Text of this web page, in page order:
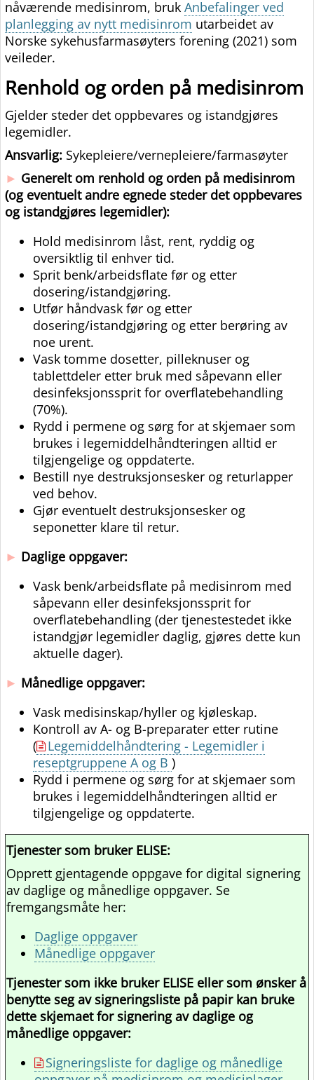
nåværende medisinrom, bruk Anbefalinger ved
planlegging av nytt medisinrom utarbeidet av
Norske sykehusfarmasøyters forening (2021) som
veileder.
Renhold og orden på medisinrom
Gjelder steder det oppbevares og istandgjøres
legemidler.
Ansvarlig: Sykepleiere/vernepleiere/farmasøyter
► Generelt om renhold og orden på medisinrom
(og eventuelt andre egnede steder det oppbevares
og istandgjøres legemidler):
Hold medisinrom låst, rent, ryddig og
oversiktlig til enhver tid.
Sprit benk/arbeidsflate før og etter
dosering/istandgjøring.
Utfør håndvask før og etter
dosering/istandgjøring og etter berøring av
noe urent.
Vask tomme dosetter, pilleknuser og
tablettdeler etter bruk med såpevann eller
desinfeksjonssprit for overflatebehandling
(70%).
Rydd i permene og sørg for at skjemaer som
brukes i legemiddelhåndteringen alltid er
tilgjengelige og oppdaterte.
Bestill nye destruksjonsesker og returlapper
ved behov.
Gjør eventuelt destruksjonsesker og
seponetter klare til retur.
► Daglige oppgaver:
Vask benk/arbeidsflate på medisinrom med
såpevann eller desinfeksjonssprit for
overflatebehandling (der tjenestestedet ikke
istandgjør legemidler daglig, gjøres dette kun
aktuelle dager).
► Månedlige oppgaver:
Vask medisinskap/hyller og kjøleskap.
Kontroll av A- og B-preparater etter rutine
(
Legemiddelhåndtering - Legemidler i
reseptgruppene A og B )
Rydd i permene og sørg for at skjemaer som
brukes i legemiddelhåndteringen alltid er
tilgjengelige og oppdaterte.
Tjenester som bruker ELISE:
Opprett gjentagende oppgave for digital signering
av daglige og månedlige oppgaver. Se
fremgangsmåte her:
Daglige oppgaver
Månedlige oppgaver
Tjenester som ikke bruker ELISE eller som ønsker å
benytte seg av signeringsliste på papir kan bruke
dette skjemaet for signering av daglige og
månedlige oppgaver:
Signeringsliste for daglige og månedlige